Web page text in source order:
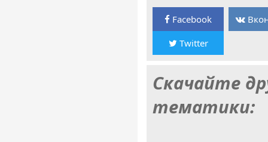
Facebook
Twitter
Скачайте
тематики: